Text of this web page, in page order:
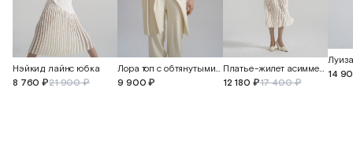
Нэйкид лайнс юбка
8 760 ₽21 900 ₽
Лора топ с обтянутыми пуговицами
9 900 ₽
Платье-жилет асимметричное
12 180 ₽17 400 ₽
14